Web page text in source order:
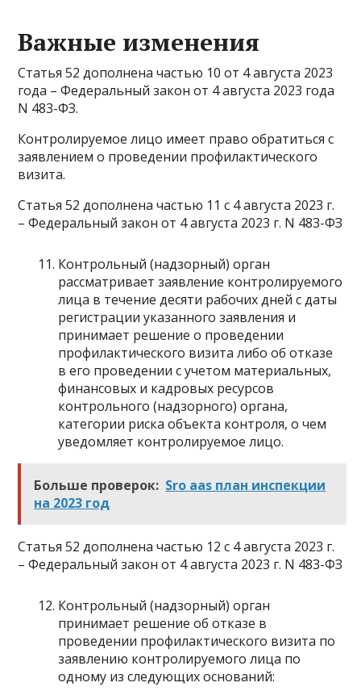
Важные изменения
Статья 52 дополнена частью 10 от 4 августа 2023
года – Федеральный закон от 4 августа 2023 года
N 483-ФЗ.
Контролируемое лицо имеет право обратиться с
заявлением о проведении профилактического
визита.
Статья 52 дополнена частью 11 с 4 августа 2023 г.
– Федеральный закон от 4 августа 2023 г. N 483-ФЗ
Контрольный (надзорный) орган
рассматривает заявление контролируемого
лица в течение десяти рабочих дней с даты
регистрации указанного заявления и
принимает решение о проведении
профилактического визита либо об отказе
в его проведении с учетом материальных,
финансовых и кадровых ресурсов
контрольного (надзорного) органа,
категории риска объекта контроля, о чем
уведомляет контролируемое лицо.
Больше проверок: Sro aas план инспекции
на 2023 год
Статья 52 дополнена частью 12 с 4 августа 2023 г.
– Федеральный закон от 4 августа 2023 г. N 483-ФЗ
Контрольный (надзорный) орган
принимает решение об отказе в
проведении профилактического визита по
заявлению контролируемого лица по
одному из следующих оснований: